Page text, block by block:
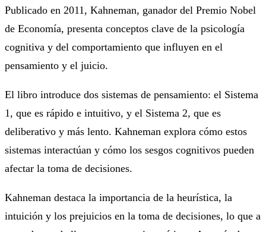
Publicado en 2011, Kahneman, ganador del Premio Nobel
de Economía, presenta conceptos clave de la psicología
cognitiva y del comportamiento que influyen en el
pensamiento y el juicio.
El libro introduce dos sistemas de pensamiento: el Sistema
1, que es rápido e intuitivo, y el Sistema 2, que es
deliberativo y más lento. Kahneman explora cómo estos
sistemas interactúan y cómo los sesgos cognitivos pueden
afectar la toma de decisiones.
Kahneman destaca la importancia de la heurística, la
intuición y los prejuicios en la toma de decisiones, lo que a